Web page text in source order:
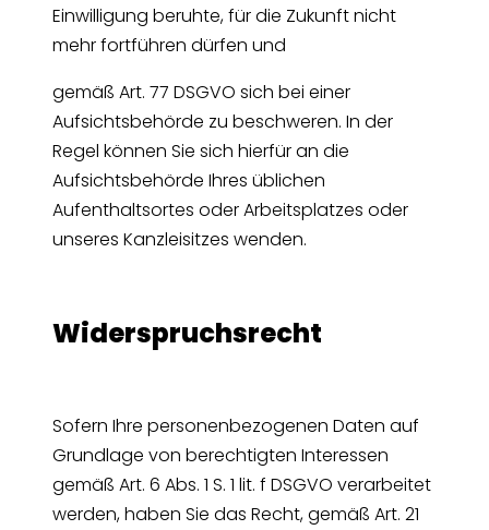
Einwilligung beruhte, für die Zukunft nicht
mehr fortführen dürfen und
gemäß Art. 77 DSGVO sich bei einer
Aufsichtsbehörde zu beschweren. In der
Regel können Sie sich hierfür an die
Aufsichtsbehörde Ihres üblichen
Aufenthaltsortes oder Arbeitsplatzes oder
unseres Kanzleisitzes wenden.
Widerspruchsrecht
Sofern Ihre personenbezogenen Daten auf
Grundlage von berechtigten Interessen
gemäß Art. 6 Abs. 1 S. 1 lit. f DSGVO verarbeitet
werden, haben Sie das Recht, gemäß Art. 21